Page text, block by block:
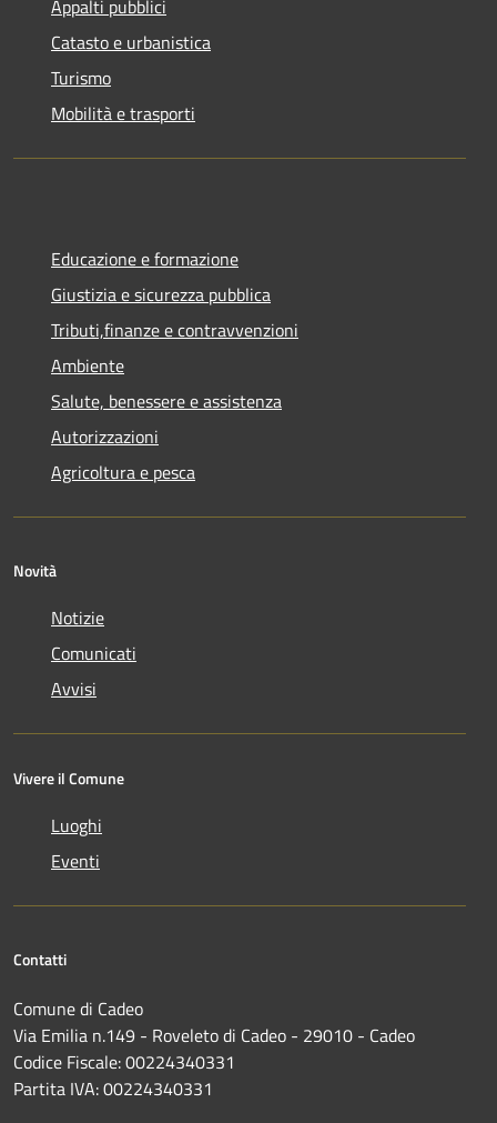
Appalti pubblici
Catasto e urbanistica
Turismo
Mobilità e trasporti
Educazione e formazione
Giustizia e sicurezza pubblica
Tributi,finanze e contravvenzioni
Ambiente
Salute, benessere e assistenza
Autorizzazioni
Agricoltura e pesca
Novità
Notizie
Comunicati
Avvisi
Vivere il Comune
Luoghi
Eventi
Contatti
Comune di Cadeo
Via Emilia n.149 - Roveleto di Cadeo - 29010 - Cadeo
Codice Fiscale: 00224340331
Partita IVA: 00224340331